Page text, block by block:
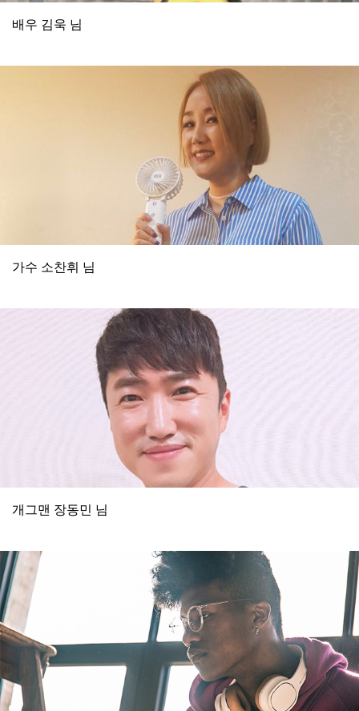
배우 김욱 님​
가수 소찬휘 님
개그맨 장동민 님